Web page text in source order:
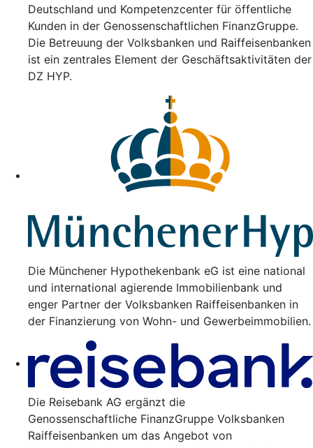
Deutschland und Kompetenzcenter für öffentliche
Kunden in der Genossenschaftlichen FinanzGruppe.
Die Betreuung der Volksbanken und Raiffeisenbanken
ist ein zentrales Element der Geschäftsaktivitäten der
DZ HYP.
Die Münchener Hypothekenbank eG ist eine national
und international agierende Immobilienbank und
enger Partner der Volksbanken Raiffeisenbanken in
der Finanzierung von Wohn- und Gewerbeimmobilien.
Die Reisebank AG ergänzt die
Genossenschaftliche FinanzGruppe Volksbanken
Raiffeisenbanken um das Angebot von